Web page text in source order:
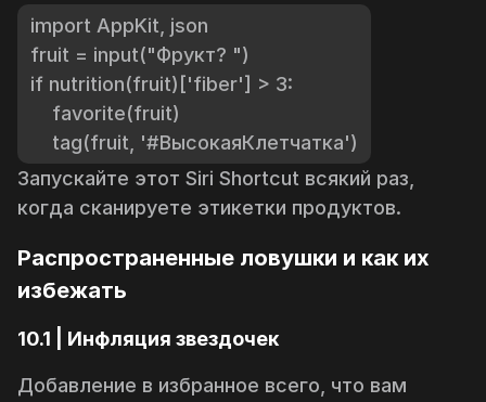
import AppKit, json
fruit = input("Фрукт? ")
if nutrition(fruit)['fiber'] > 3:
    favorite(fruit)
    tag(fruit, '#ВысокаяКлетчатка')
Запускайте этот Siri Shortcut всякий раз,
когда сканируете этикетки продуктов.
Распространенные ловушки и как их
избежать
10.1 | Инфляция звездочек
Добавление в избранное всего, что вам